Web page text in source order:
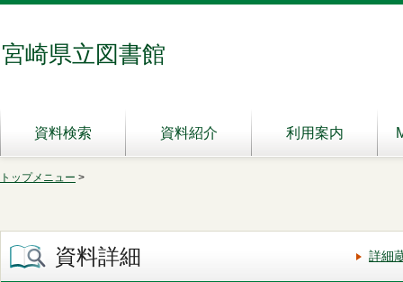
宮崎県立図書館
資料検索 資料紹介 利用案内
トップメニュー >
資料詳細 詳細